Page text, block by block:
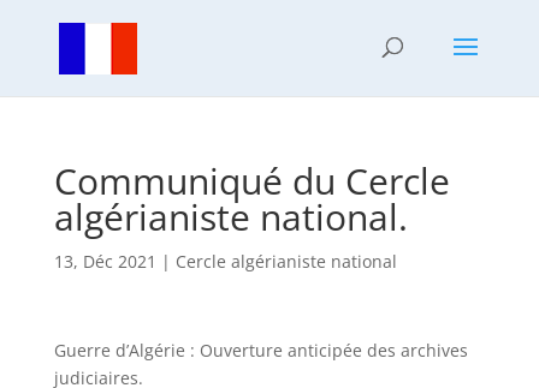
Communiqué du Cercle
algérianiste national.
13, Déc 2021 | Cercle algérianiste national
Guerre d’Algérie : Ouverture anticipée des archives
judiciaires.